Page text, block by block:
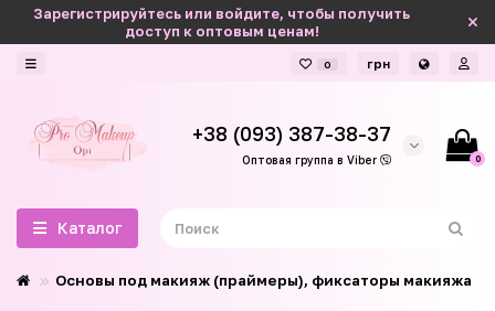
Зарегистрируйтесь или войдите, чтобы получить
доступ к оптовым ценам!
0 грн
+38 (093) 387-38-37
Оптовая группа в Viber 0
Каталог
Основы под макияж (праймеры), фиксаторы макияжа